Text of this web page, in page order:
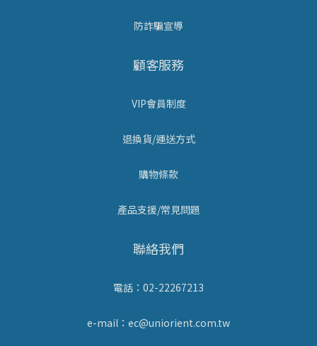
防詐騙宣導
顧客服務
VIP會員制度
退換貨/運送方式
購物條款
產品支援/常見問題
聯絡我們
電話：02-22267213
e-mail：ec@uniorient.com.tw